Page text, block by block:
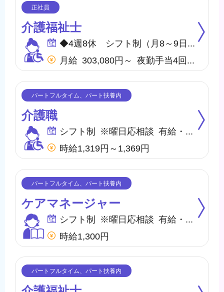
介護福祉士
介護職
時給1,319円～1,369円
ケアマネージャー
時給1,300円